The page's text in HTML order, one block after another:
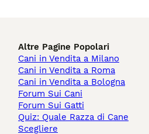
Altre Pagine Popolari
Cani in Vendita a Milano
Cani in Vendita a Roma
Cani in Vendita a Bologna
Forum Sui Cani
Forum Sui Gatti
Quiz: Quale Razza di Cane
Scegliere